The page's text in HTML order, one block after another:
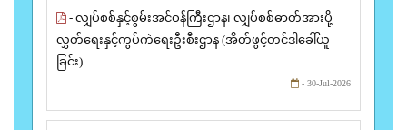
- လျှပ်စစ်နှင့်စွမ်းအင်ဝန်ကြီးဌာန၊ လျှပ်စစ်ဓာတ်အားပို့
လွှတ်ရေးနှင့်ကွပ်ကဲရေးဦးစီးဌာန (အိတ်ဖွင့်တင်ဒါခေါ်ယူ
ခြင်း)
- 30-Jul-2026